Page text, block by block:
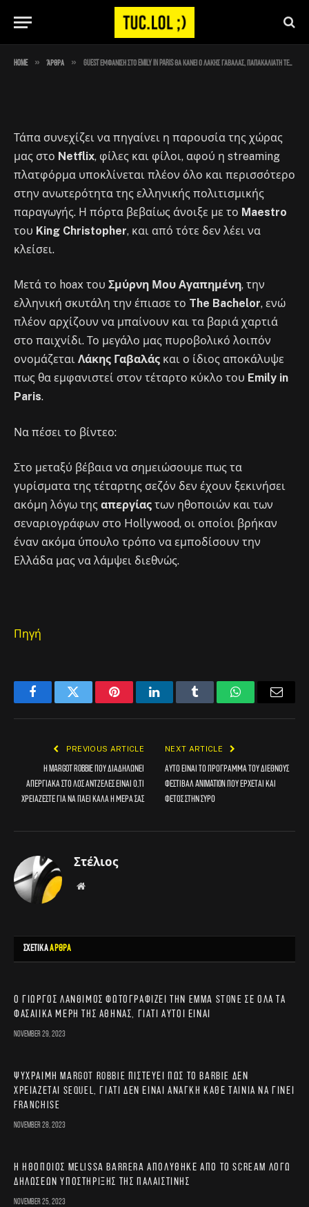
Home » Άρθρα » Guest εμφάνιση στο Emily in Paris θα κάνει ο Λάκης Γαβαλάς, Παπακαλιάτη τελείωσες
Παπακαλιάτη τελείωσες
Τάπα συνεχίζει να πηγαίνει η παρουσία της χώρας
μας στο Netflix, φίλες και φίλοι, αφού η streaming
πλατφόρμα υποκλίνεται πλέον όλο και περισσότερο
στην ανωτερότητα της ελληνικής πολιτισμικής
παραγωγής. Η πόρτα βεβαίως άνοιξε με το Maestro
του King Christopher, και από τότε δεν λέει να
κλείσει.
Μετά το hoax του Σμύρνη Μου Αγαπημένη, την
ελληνική σκυτάλη την έπιασε το The Bachelor, ενώ
πλέον αρχίζουν να μπαίνουν και τα βαριά χαρτιά
στο παιχνίδι. Το μεγάλο μας πυροβολικό λοιπόν
ονομάζεται Λάκης Γαβαλάς και ο ίδιος αποκάλυψε
πως θα εμφανιστεί στον τέταρτο κύκλο του Emily in
Paris.
Να πέσει το βίντεο:
Στο μεταξύ βέβαια να σημειώσουμε πως τα
γυρίσματα της τέταρτης σεζόν δεν έχουν ξεκινήσει
ακόμη λόγω της απεργίας των ηθοποιών και των
σεναριογράφων στο Hollywood, οι οποίοι βρήκαν
έναν ακόμα ύπουλο τρόπο να εμποδίσουν την
Ελλάδα μας να λάμψει διεθνώς.
Πηγή
FacebookTwitter PinterestLinkedInTumblr WhatsAppEmail
PREVIOUS ARTICLE
Η Margot Robbie που διαδηλώνει
απεργιακά στο Λος Αντζελες είναι ό,τι
χρειάζεστε για να πάει καλά η μέρα σας
NEXT ARTICLE
Αυτό είναι το πρόγραμμα του διεθνούς
φεστιβάλ animation που έρχεται και
φέτος στην Σύρο
Στέλιος
Website
ΣΧΕΤΙΚΑΑΡΘΡΑ
Ο Γιώργος Λάνθιμος φωτογραφίζει την Emma Stone σε όλα τα
φασαίικα μέρη της Αθήνας, γιατί αυτοί είναι
November 29, 2023
Ψύχραιμη Margot Robbie πιστεύει πως το Barbie δεν
χρειάζεται sequel, γιατί δεν είναι ανάγκη κάθε ταινία να γίνει
franchise
November 28, 2023
Η ηθοποιός Melissa Barrera απολύθηκε από το Scream λόγω
δηλώσεων υποστήριξης της Παλαιστίνης
November 25, 2023